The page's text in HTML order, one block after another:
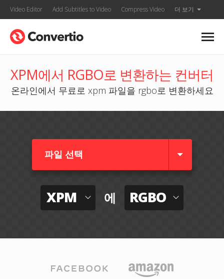
Video Editor Add Subtitles to Video Compress Video 더 보기
XPM에서 RGBO로 변환하는 컨버터
온라인에서 무료로 xpm 파일을 rgbo로 변환하세요
파일 선택
XPM 에 RGBO